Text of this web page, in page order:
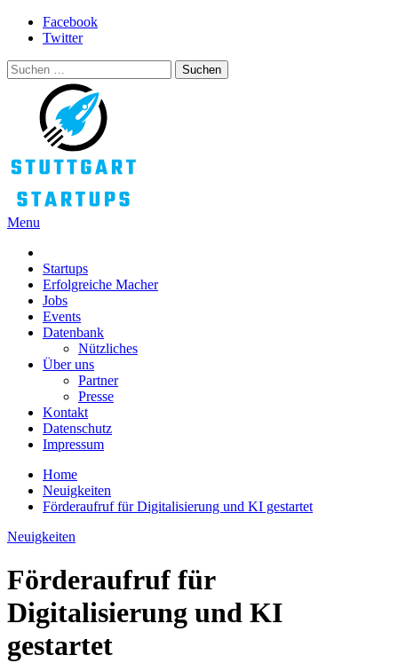
Skip
Facebook
Twitter
Suchen
nach:
Württemberg
Menu
Startups
Erfolgreiche Macher
Jobs
Events
Datenbank
Nützliches
Über uns
Partner
Presse
Kontakt
Datenschutz
Impressum
Home
Neuigkeiten
Förderaufruf für Digitalisierung und KI gestartet
Neuigkeiten
Förderaufruf für
Digitalisierung und KI
gestartet